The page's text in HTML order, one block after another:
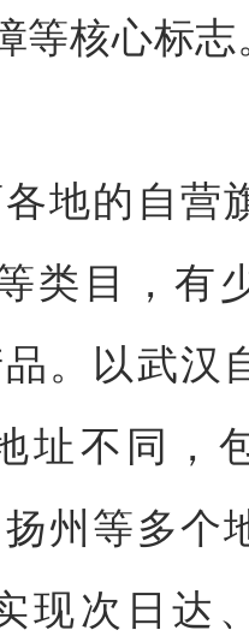
核心标志。
地的自营
类目，有
。以武汉
址不同，
州等多个
现次日达